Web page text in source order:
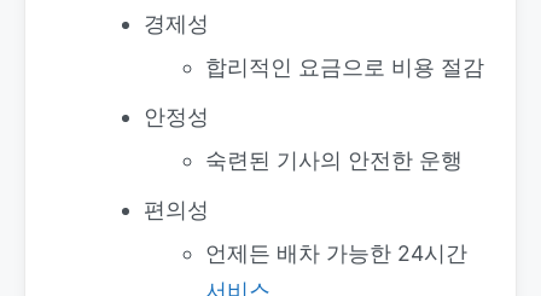
경제성
합리적인 요금으로 비용 절감
안정성
숙련된 기사의 안전한 운행
편의성
언제든 배차 가능한 24시간
서비스